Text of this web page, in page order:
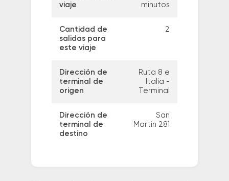
viaje
minutos
Cantidad de
salidas para
este viaje
2
Dirección de
terminal de
origen
Ruta 8 e
Italia -
Terminal
Dirección de
terminal de
destino
San
Martin 281